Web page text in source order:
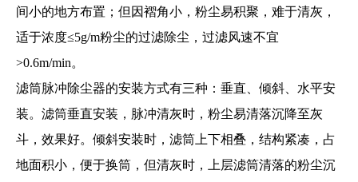
间小的地方布置；但因褶角小，粉尘易积聚，难于清灰，
适于浓度≤5g/m粉尘的过滤除尘，过滤风速不宜
>0.6m/min。
滤筒脉冲除尘器的安装方式有三种：垂直、倾斜、水平安
装。滤筒垂直安装，脉冲清灰时，粉尘易清落沉降至灰
斗，效果好。倾斜安装时，滤筒上下相叠，结构紧凑，占
地面积小，便于换筒，但清灰时，上层滤筒清落的粉尘沉